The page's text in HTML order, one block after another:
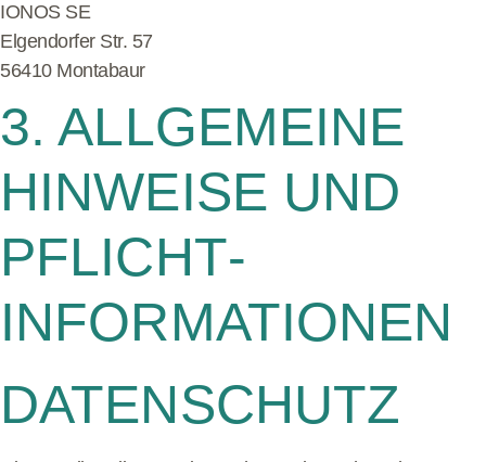
IONOS SE
Elgendorfer Str. 57
56410 Montabaur
3. ALLGEMEINE
HINWEISE UND
PFLICHT­
INFORMATIONEN
DATENSCHUTZ